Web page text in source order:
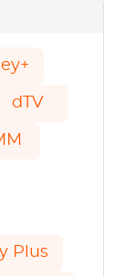
dTV
Plus